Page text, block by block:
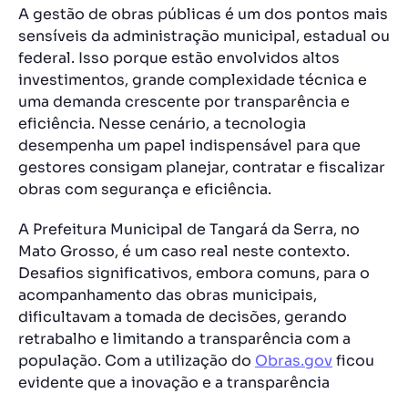
A gestão de obras públicas é um dos pontos mais
sensíveis da administração municipal, estadual ou
federal. Isso porque estão envolvidos altos
investimentos, grande complexidade técnica e
uma demanda crescente por transparência e
eficiência. Nesse cenário, a tecnologia
desempenha um papel indispensável para que
gestores consigam planejar, contratar e fiscalizar
obras com segurança e eficiência.
A Prefeitura Municipal de Tangará da Serra, no
Mato Grosso, é um caso real neste contexto.
Desafios significativos, embora comuns, para o
acompanhamento das obras municipais,
dificultavam a tomada de decisões, gerando
retrabalho e limitando a transparência com a
população. Com a utilização do Obras.govficou
evidente que a inovação e a transparência